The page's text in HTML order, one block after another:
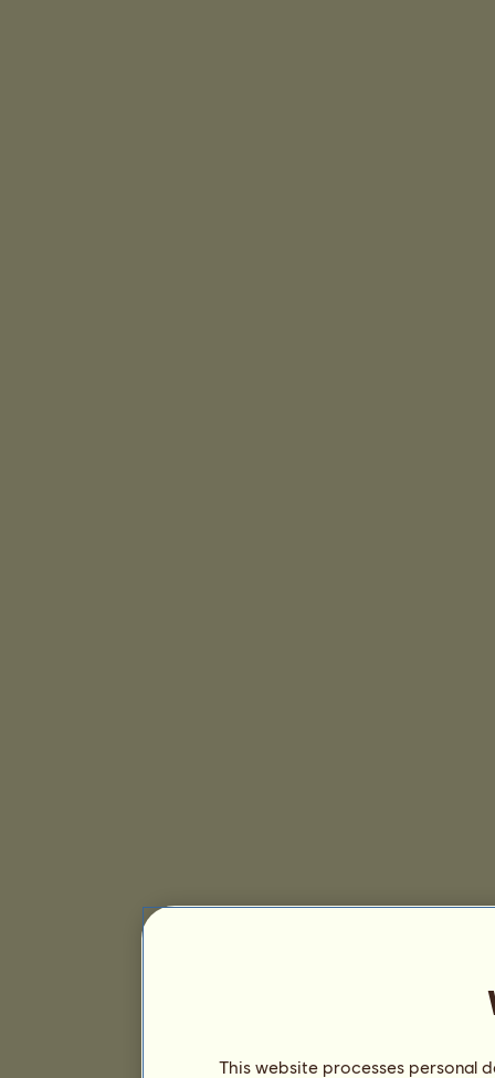
This website processes personal